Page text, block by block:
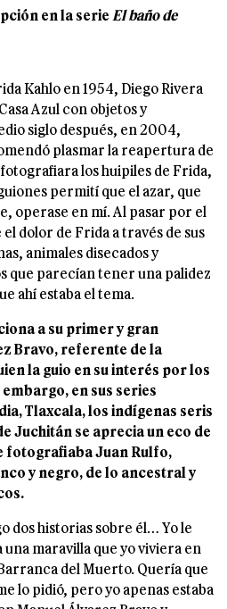
en la serie El baño de
Kahlo en 1954, Diego Rivera
Azul con objetos y
siglo después, en 2004,
plasmar la reapertura de
los huipiles de Frida,
permití que el azar, que
operase en mí. Al pasar por el
dolor de Frida a través de sus
animales disecados y
que parecían tener una palidez
ahí estaba el tema.
a su primer y gran
Bravo, referente de la
la guio en su interés por los
en sus series
Tlaxcala, los indígenas seris
Juchitán se aprecia un eco de
fotografiaba Juan Rulfo,
y negro, de lo ancestral y
dos historias sobre él… Yo le
maravilla que yo viviera en
del Muerto. Quería que
lo pidió, pero yo apenas estaba